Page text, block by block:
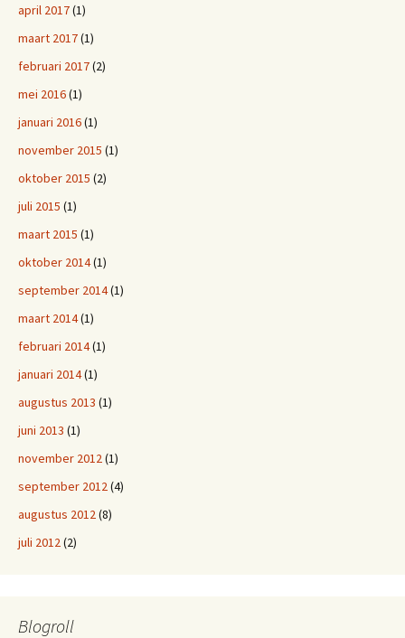
april 2017(1)
maart 2017(1)
februari 2017(2)
mei 2016(1)
januari 2016(1)
november 2015 (1)
oktober 2015 (2)
juli 2015 (1)
maart 2015 (1)
oktober 2014(1)
september 2014(1)
maart 2014(1)
februari 2014(1)
januari 2014(1)
augustus 2013 (1)
juni 2013 (1)
november 2012 (1)
september 2012 (4)
augustus 2012 (8)
juli 2012 (2)
Blogroll